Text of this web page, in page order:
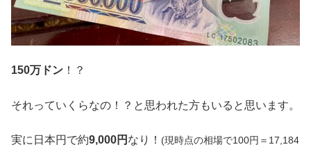
150万ドン ！？
それっていくらなの！？と思われた方もいると思います。
実に日本円で約9,000円 なり！ (現時点の相場で100円＝17,184